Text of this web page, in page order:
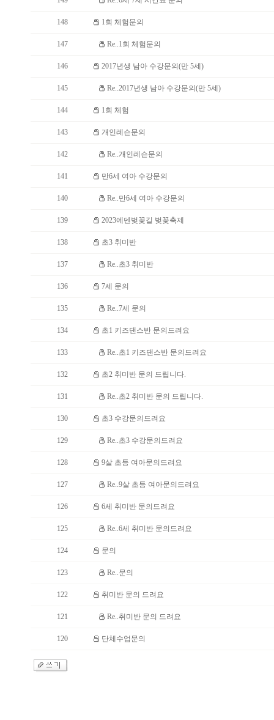
148 1회 체험문의
147 Re..1회 체험문의
146 2017년생 남아 수강문의(만 5세)
145 Re..2017년생 남아 수강문의(만 5세)
144 1회 체험
143 개인레슨문의
142 Re..개인레슨문의
141 만6세 여아 수강문의
140 Re..만6세 여아 수강문의
139 2023에덴벚꽃길 벚꽃축제
138 초3 취미반
137 Re..초3 취미반
136 7세 문의
135 Re..7세 문의
134 초1 키즈댄스반 문의드려요
133 Re..초1 키즈댄스반 문의드려요
132 초2 취미반 문의 드립니다.
131 Re..초2 취미반 문의 드립니다.
130 초3 수강문의드려요
129 Re..초3 수강문의드려요
128 9살 초등 여아문의드려요
127 Re..9살 초등 여아문의드려요
126 6세 취미반 문의드려요
125 Re..6세 취미반 문의드려요
124 문의
123 Re..문의
122 취미반 문의 드려요
121 Re..취미반 문의 드려요
120 단체수업문의